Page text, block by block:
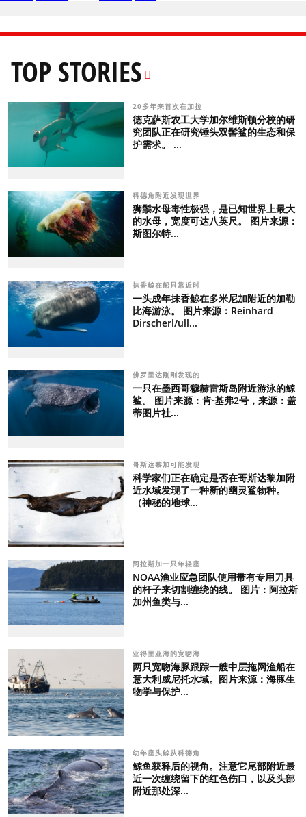
TOP STORIES
20多年来首次在加拉
德克萨斯农工大学加尔维斯顿分校的研
究团队正在研究锤头双髻鲨的生态和保
护需求。 ...
科德角附近发现世界
狮鬃水母毒性极强，是已知世界上最大
的水母，宽度可达八英尺。 图片来源：
斯图尔特...
抹香鲸在船只靠近时
一头成年抹香鲸在多米尼加附近的加勒
比海游泳。 图片来源：Reinhard
Dirscherl/ull...
佛罗里达刚刚发现的
一只在墨西哥穆赫雷斯岛附近游泳的鲸
鲨。 图片来源：肯·基弗2号，来源：盖
蒂图片社...
哥斯达黎加可能发现
科学家们正在确定是否在哥斯达黎加附
近水域发现了一种新的幽灵鲨物种。
（神秘的地球...
阿拉斯加一只年轻座
NOAA渔业应急团队使用带有专用刀具
的杆子来切割缠绕的线。 图片：阿拉斯
加州鱼类与...
亚得里亚海的宽吻海
两只宽吻海豚跟踪一艘中层拖网渔船在
意大利威尼托水域。图片来源：海豚生
物学与保护...
幼年座头鲸从科德角
鲸鱼获释后的视角。注意它尾部附近最
近一次缠绕留下的红色伤口，以及头部
附近那处深...